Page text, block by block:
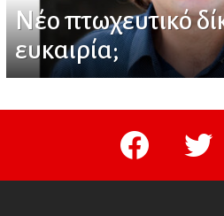
Νέο πτωχευτικό
ευκαιρία;
facebook